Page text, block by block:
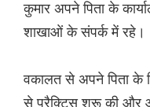
कुमार अपने पिता के
शाखाओं के संपर्क में रहे।
वकालत से अपने पिता के
से प्रैक्टिस शुरू की और